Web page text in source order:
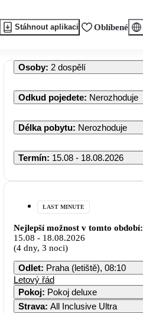
Stáhnout aplikaci Oblíbené
Osoby: 2 dospělí
Odkud pojedete: Nerozhoduje
Délka pobytu: Nerozhoduje
Termín: 15.08 - 18.08.2026
LAST MINUTE
Nejlepší možnost v tomto období:
15.08 - 18.08.2026
(4 dny, 3 noci)
Odlet: Praha (letiště), 08:10
Letový řád
Pokoj: Pokoj deluxe
Strava: All Inclusive Ultra